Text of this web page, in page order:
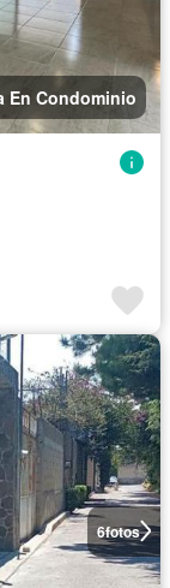
En Condominio
6fotos